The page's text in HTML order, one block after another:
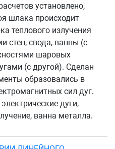
установлено,
шлака происходит
теплового излучения
стен, свода, ванны (с
шаровых
(с другой). Сделан
образовались в
сил дуг.
дуги,
ванна металла.